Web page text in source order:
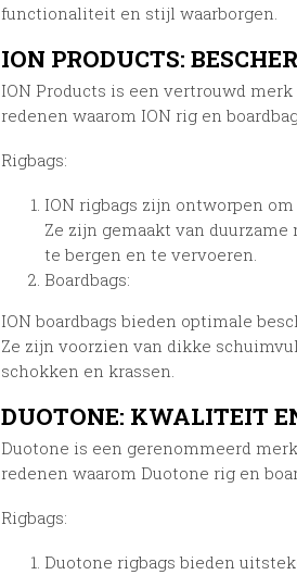
functionaliteit en stijl waarborgen.
ION PRODUCTS:
ION Products is een vertrouwd
redenen waarom ION rig en
Rigbags:
ION rigbags zijn ontworpen
Ze zijn gemaakt van
te bergen en te vervoeren.
Boardbags:
ION boardbags bieden optimale
Ze zijn voorzien van dikke
schokken en krassen.
DUOTONE: KWALITEIT
Duotone is een gerenommeerd
redenen waarom Duotone rig en
Rigbags:
Duotone rigbags bieden